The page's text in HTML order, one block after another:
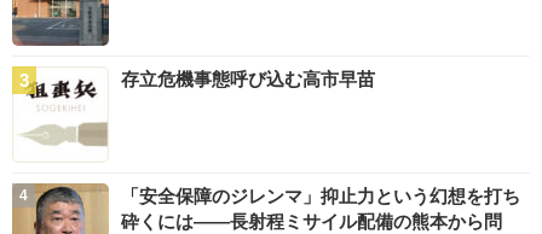
存立危機事態呼び込む高市早苗
「安全保障のジレンマ」抑止力という幻想を打ち
砕くには――長射程ミサイル配備の熊本から問